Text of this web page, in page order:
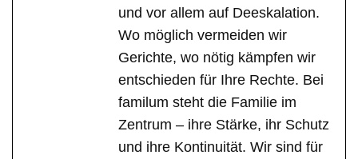
und vor allem auf Deeskalation.
Wo möglich vermeiden wir
Gerichte, wo nötig kämpfen wir
entschieden für Ihre Rechte. Bei
familum steht die Familie im
Zentrum – ihre Stärke, ihr Schutz
und ihre Kontinuität. Wir sind für